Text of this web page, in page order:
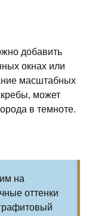
добавить
окнах или
масштабных
может
в темноте.
на
оттенки